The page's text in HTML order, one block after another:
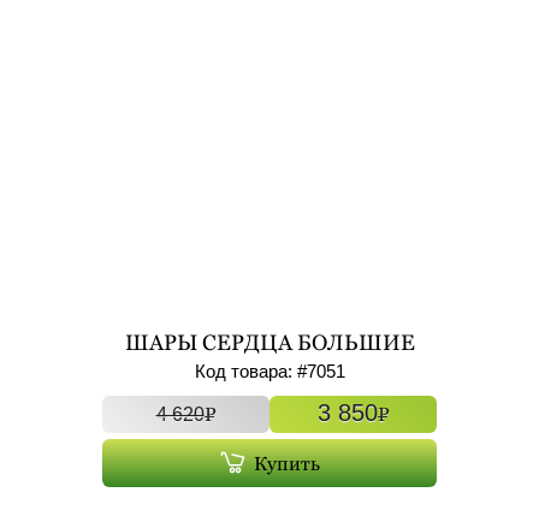
ШАРЫ СЕРДЦА БОЛЬШИЕ
ФОЛЬГИРОВАННЫЕ С ГЕЛИЕМ
7ШТ АРТ. 7051
Код товара: #7051
4 620P 3 850P
Купить